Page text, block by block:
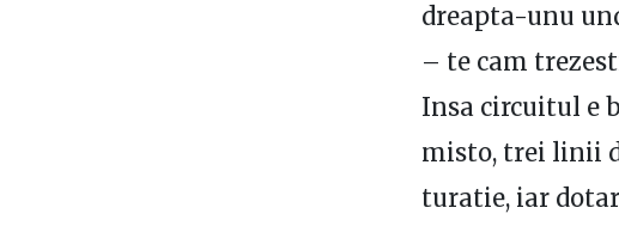
dreapta-unu
– te cam
Insa circuitul e
misto, trei linii
turatie, iar